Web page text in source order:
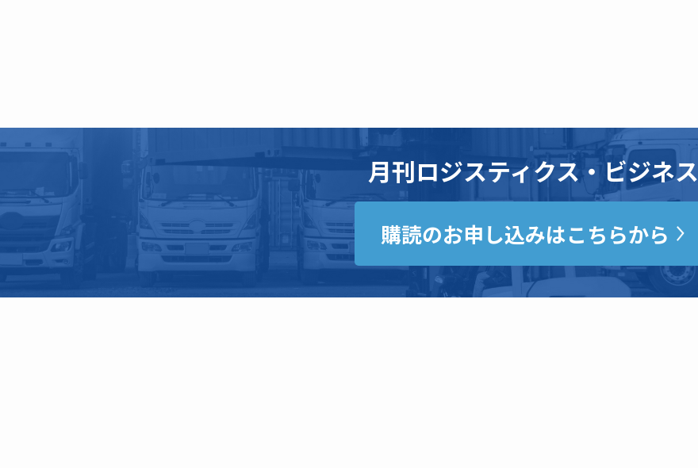
月刊ロジスティクス・ビジネス
購読のお申し込みはこちらから